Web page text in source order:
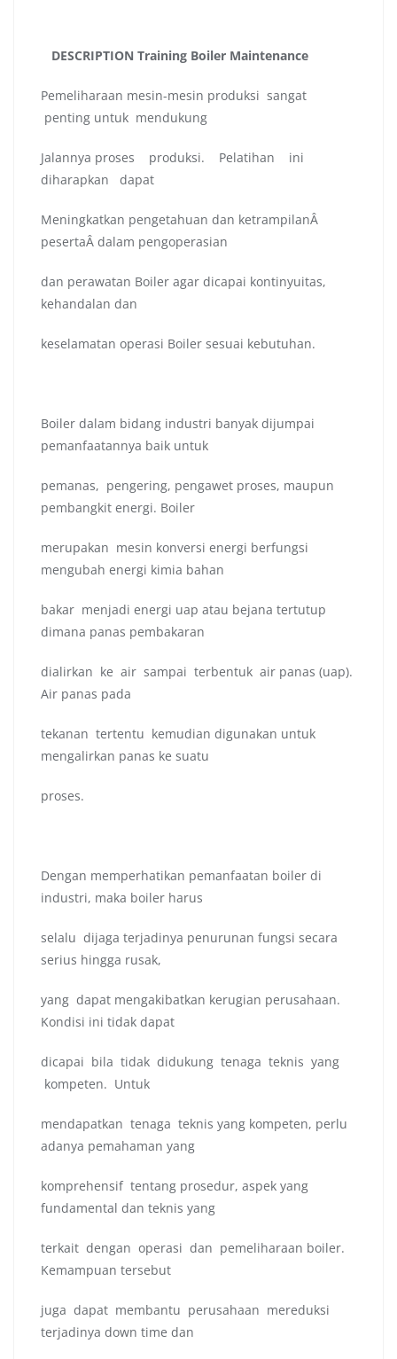
DESCRIPTION Training Boiler Maintenance
Pemeliharaan mesin-mesin produksi sangat
penting untuk mendukung
Jalannya proses produksi. Pelatihan ini
diharapkan dapat
Meningkatkan pengetahuan dan ketrampilanÂ
pesertaÂ dalam pengoperasian
dan perawatan Boiler agar dicapai kontinyuitas,
kehandalan dan
keselamatan operasi Boiler sesuai kebutuhan.
Boiler dalam bidang industri banyak dijumpai
pemanfaatannya baik untuk
pemanas, pengering, pengawet proses, maupun
pembangkit energi. Boiler
merupakan mesin konversi energi berfungsi
mengubah energi kimia bahan
bakar menjadi energi uap atau bejana tertutup
dimana panas pembakaran
dialirkan ke air sampai terbentuk air panas (uap).
Air panas pada
tekanan tertentu kemudian digunakan untuk
mengalirkan panas ke suatu
proses.
Dengan memperhatikan pemanfaatan boiler di
industri, maka boiler harus
selalu dijaga terjadinya penurunan fungsi secara
serius hingga rusak,
yang dapat mengakibatkan kerugian perusahaan.
Kondisi ini tidak dapat
dicapai bila tidak didukung tenaga teknis yang
kompeten. Untuk
mendapatkan tenaga teknis yang kompeten, perlu
adanya pemahaman yang
komprehensif tentang prosedur, aspek yang
fundamental dan teknis yang
terkait dengan operasi dan pemeliharaan boiler.
Kemampuan tersebut
juga dapat membantu perusahaan mereduksi
terjadinya down time dan